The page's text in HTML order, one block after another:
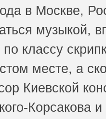
в Москве,
музыкой,
классу
месте, а
Киевской
Корсакова